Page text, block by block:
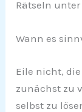
Rätseln
Wann es
Eile nicht,
zunächst zu
selbst zu